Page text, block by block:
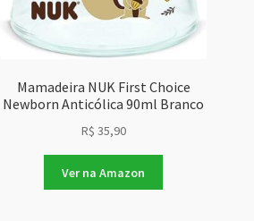
Mamadeira NUK First Choice
Newborn Anticólica 90ml Branco
R$ 35,90
Ver na Amazon